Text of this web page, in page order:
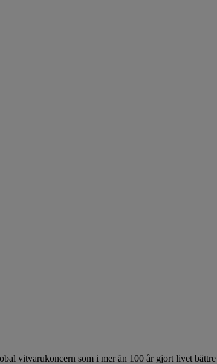
vitvarukoncern som i mer än 100 år gjort livet